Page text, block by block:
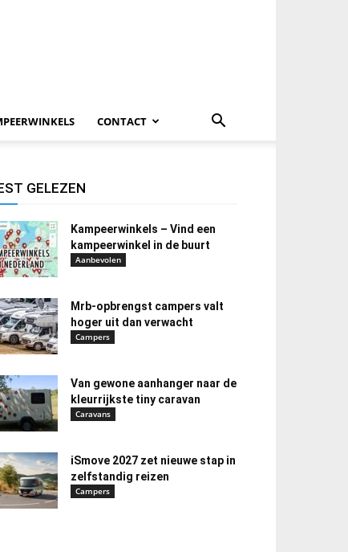
CONTACT
GELEZEN
Kampeerwinkels – Vind een
kampeerwinkel in de buurt
Aanbevolen
Mrb-opbrengst campers valt
hoger uit dan verwacht
Campers
Van gewone aanhanger naar de
kleurrijkste tiny caravan
Caravans
iSmove 2027 zet nieuwe stap in
zelfstandig reizen
Campers